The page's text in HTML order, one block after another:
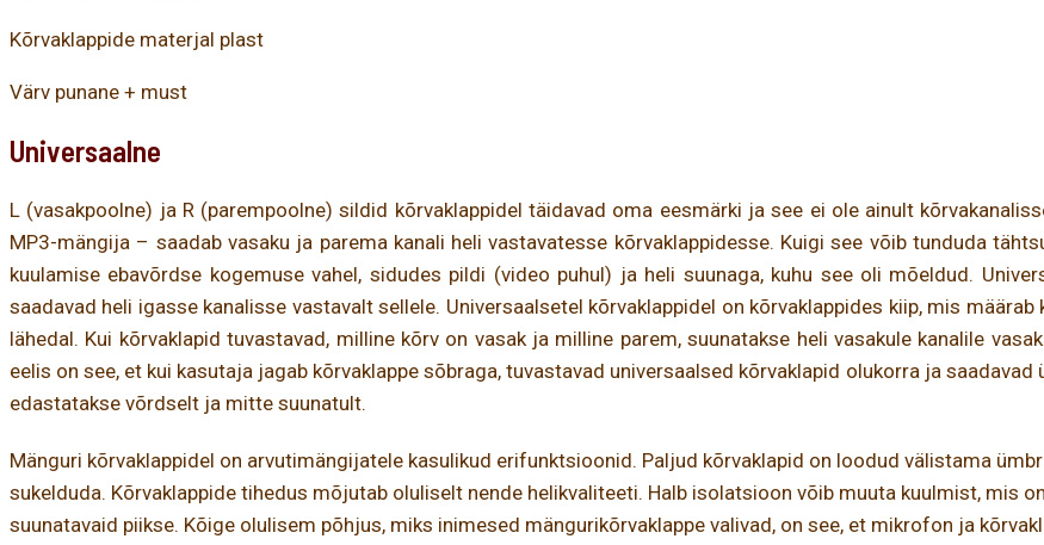
Kõrvaklappide materjal plast
Värv punane + must
Universaalne
L (vasakpoolne) ja R (parempoolne) sildid kõrvaklappidel täidavad oma eesmärki ja see ei ole ainult
MP3-mängija – saadab vasaku ja parema kanali heli vastavatesse kõrvaklappidesse. Kuigi see võib tunduda
kuulamise ebavõrdse kogemuse vahel, sidudes pildi (video puhul) ja heli suunaga, kuhu see oli mõeldud.
saadavad heli igasse kanalisse vastavalt sellele. Universaalsetel kõrvaklappidel on kõrvaklappides kiip, mis
lähedal. Kui kõrvaklapid tuvastavad, milline kõrv on vasak ja milline parem, suunatakse heli vasakule kanalile
eelis on see, et kui kasutaja jagab kõrvaklappe sõbraga, tuvastavad universaalsed kõrvaklapid olukorra ja
edastatakse võrdselt ja mitte suunatult.
Mänguri kõrvaklappidel on arvutimängijatele kasulikud erifunktsioonid. Paljud kõrvaklapid on loodud välistama
sukelduda. Kõrvaklappide tihedus mõjutab oluliselt nende helikvaliteeti. Halb isolatsioon võib muuta kuulmist, mis
suunatavaid piikse. Kõige olulisem põhjus, miks inimesed mängurikõrvaklappe valivad, on see, et mikrofon ja